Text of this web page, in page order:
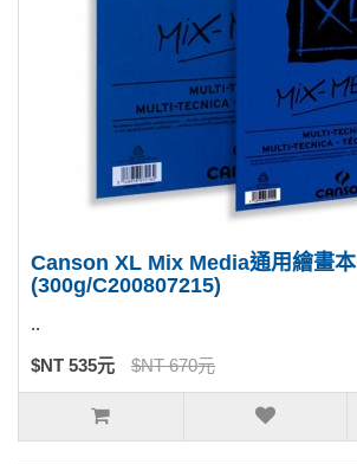
Canson XL Mix Media通用繪畫本
(300g/C200807215)
..
$NT 535元 $NT 670元